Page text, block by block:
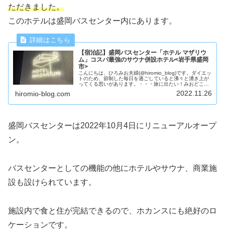
ただきました。
このホテルは盛岡バスセンター内にあります。
【宿泊記】盛岡バスセンター「ホテル マザリウ
ム」コスパ最強のサウナ併設ホテル<岩手県盛岡
市>
こんにちは、ひろみお夫婦(@hiromio_blog)です。ダイエッ
トのため、節制した毎日を過ごしていると沸々と湧き上が
ってくる思いがあります。・・・旅に出たい！みおどこ
hiromio-blog.com 2022.11.26
盛岡バスセンターは2022年10月4日にリニューアルオープ
ン。
バスセンターとしての機能の他にホテルやサウナ、商業施
設も設けられています。
施設内で食と住が完結できるので、ホカンスにも絶好のロ
ケーションです。